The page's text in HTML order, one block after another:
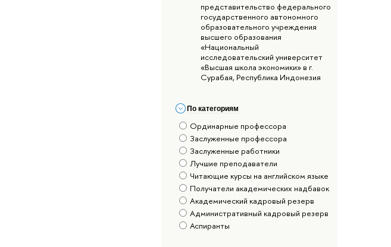
представительство федерального
государственного автономного
образовательного учреждения
высшего образования
«Национальный
исследовательский университет
«Высшая школа экономики» в г.
Сурабая, Республика Индонезия
По категориям
Ординарные профессора
Заслуженные профессора
Заслуженные работники
Лучшие преподаватели
Читающие курсы на английском языке
Получатели академических надбавок
Академический кадровый резерв
Административный кадровый резерв
Аспиранты